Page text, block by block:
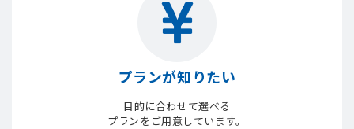
プランが知りたい
目的に合わせて選べる
プランをご用意しています。